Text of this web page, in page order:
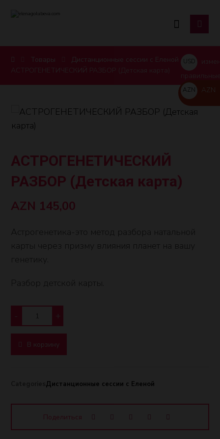
Товары
Дистанционные сессии с Еленой
АСТРОГЕНЕТИЧЕСКИЙ РАЗБОР (Детская карта)
АСТРОГЕНЕТИЧЕСКИЙ
РАЗБОР (Детская карта)
AZN 145,00
Астрогенетика-это метод разбора натальной
карты через призму влияния планет на вашу
генетику.
Разбор детской карты.
- +
В корзину
Дистанционные сессии с Еленой
USD
$
AZN
AZN
AZN